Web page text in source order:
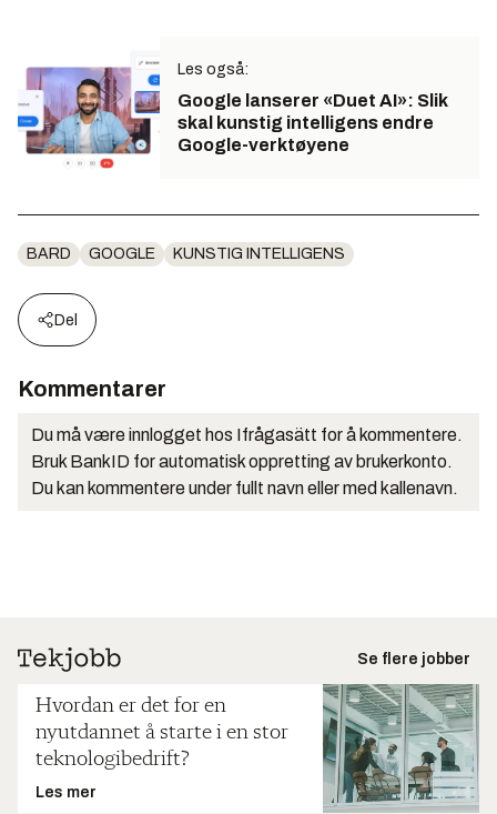
Les også:
Google lanserer «Duet AI»: Slik
skal kunstig intelligens endre
Google-verktøyene
BARD GOOGLE KUNSTIG INTELLIGENS
Del
Kommentarer
Du må være innlogget hos Ifrågasätt for å kommentere.
Bruk BankID for automatisk oppretting av brukerkonto.
Du kan kommentere under fullt navn eller med kallenavn.
Se flere jobber
Hvordan er det for en
nyutdannet å starte i en stor
teknologibedrift?
Les mer